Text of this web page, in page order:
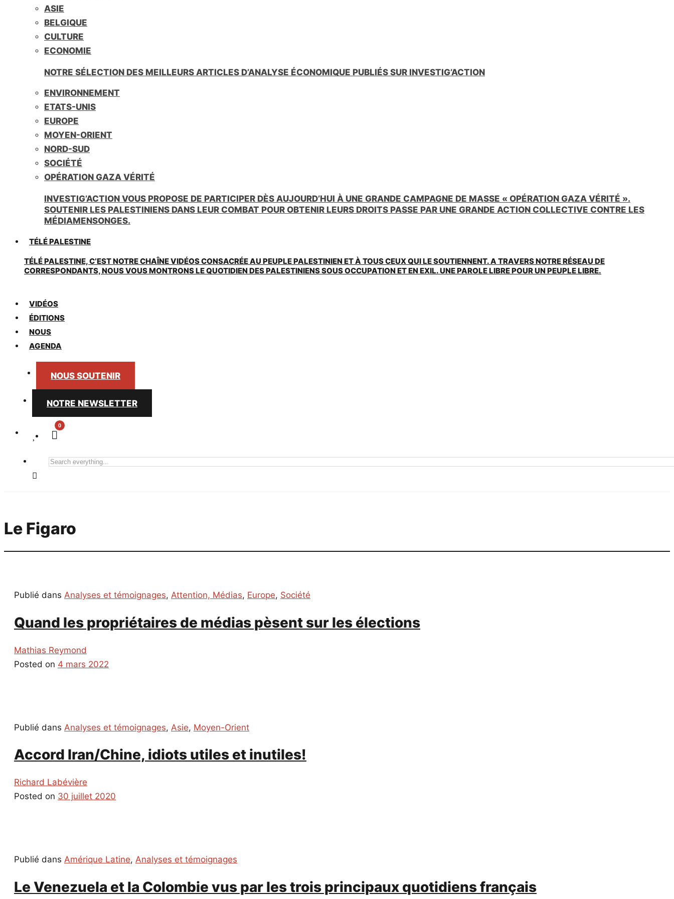
ASIE
BELGIQUE
CULTURE
ECONOMIE
NOTRE SÉLECTION DES MEILLEURS ARTICLES D’ANALYSE ÉCONOMIQUE PUBLIÉS SUR INVESTIG’ACTION
ENVIRONNEMENT
ETATS-UNIS
EUROPE
MOYEN-ORIENT
NORD-SUD
SOCIÉTÉ
OPÉRATION GAZA VÉRITÉ
INVESTIG’ACTION VOUS PROPOSE DE PARTICIPER DÈS AUJOURD’HUI À UNE GRANDE CAMPAGNE DE MASSE « OPÉRATION GAZA VÉRITÉ ».
SOUTENIR LES PALESTINIENS DANS LEUR COMBAT POUR OBTENIR LEURS DROITS PASSE PAR UNE GRANDE ACTION COLLECTIVE CONTRE LES
MÉDIAMENSONGES.
TÉLÉ PALESTINE
TÉLÉ PALESTINE, C’EST NOTRE CHAÎNE VIDÉOS CONSACRÉE AU PEUPLE PALESTINIEN ET À TOUS CEUX QUI LE SOUTIENNENT. A TRAVERS NOTRE RÉSEAU DE
CORRESPONDANTS, NOUS VOUS MONTRONS LE QUOTIDIEN DES PALESTINIENS SOUS OCCUPATION ET EN EXIL. UNE PAROLE LIBRE POUR UN PEUPLE LIBRE.
VIDÉOS
ÉDITIONS
NOUS
AGENDA
NOUS SOUTENIR
NOTRE NEWSLETTER
0
Search
Le Figaro
Publié dans Analyses et témoignages, Attention, Médias, Europe, Société
Quand les propriétaires de médias pèsent sur les élections
Mathias Reymond
Posted on 4 mars 2022
Publié dans Analyses et témoignages, Asie, Moyen-Orient
Accord Iran/Chine, idiots utiles et inutiles!
Richard Labévière
Posted on 30 juillet 2020
Publié dans Amérique Latine, Analyses et témoignages
Le Venezuela et la Colombie vus par les trois principaux quotidiens français